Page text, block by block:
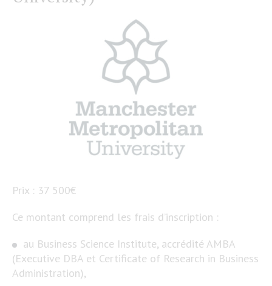
Prix : 37 500€
Ce montant comprend les frais d’inscription :
au Business Science Institute, accrédité AMBA
(Executive DBA et Certificate of Research in Business
Administration),